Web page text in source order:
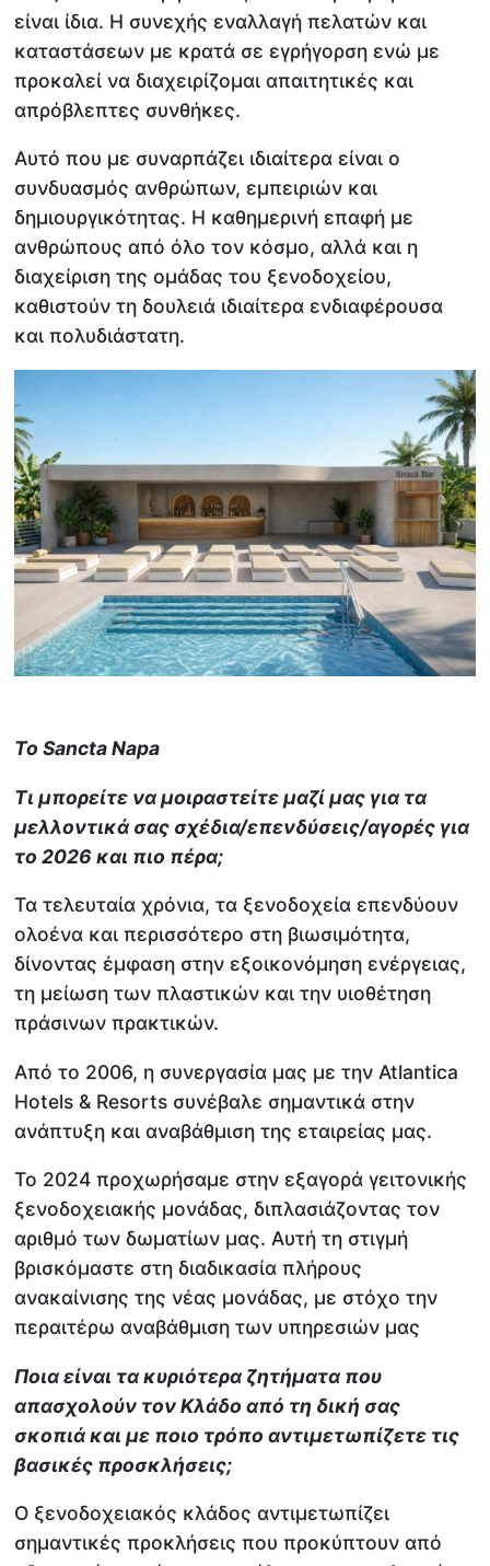
είναι ίδια. Η συνεχής εναλλαγή πελατών και
καταστάσεων με κρατά σε εγρήγορση ενώ με
προκαλεί να διαχειρίζομαι απαιτητικές και
απρόβλεπτες συνθήκες.
Αυτό που με συναρπάζει ιδιαίτερα είναι ο
συνδυασμός ανθρώπων, εμπειριών και
δημιουργικότητας. Η καθημερινή επαφή με
ανθρώπους από όλο τον κόσμο, αλλά και η
διαχείριση της ομάδας του ξενοδοχείου,
καθιστούν τη δουλειά ιδιαίτερα ενδιαφέρουσα
και πολυδιάστατη.
Το Sancta Napa
Τι μπορείτε να μοιραστείτε μαζί μας για τα
μελλοντικά σας σχέδια/επενδύσεις/αγορές για
το 2026 και πιο πέρα;
Τα τελευταία χρόνια, τα ξενοδοχεία επενδύουν
ολοένα και περισσότερο στη βιωσιμότητα,
δίνοντας έμφαση στην εξοικονόμηση ενέργειας,
τη μείωση των πλαστικών και την υιοθέτηση
πράσινων πρακτικών.
Από το 2006, η συνεργασία μας με την Atlantica
Hotels & Resorts συνέβαλε σημαντικά στην
ανάπτυξη και αναβάθμιση της εταιρείας μας.
Το 2024 προχωρήσαμε στην εξαγορά γειτονικής
ξενοδοχειακής μονάδας, διπλασιάζοντας τον
αριθμό των δωματίων μας. Αυτή τη στιγμή
βρισκόμαστε στη διαδικασία πλήρους
ανακαίνισης της νέας μονάδας, με στόχο την
περαιτέρω αναβάθμιση των υπηρεσιών μας
Ποια είναι τα κυριότερα ζητήματα που
απασχολούν τον Κλάδο από τη δική σας
σκοπιά και με ποιο τρόπο αντιμετωπίζετε τις
βασικές προσκλήσεις;
Ο ξενοδοχειακός κλάδος αντιμετωπίζει
σημαντικές προκλήσεις που προκύπτουν από